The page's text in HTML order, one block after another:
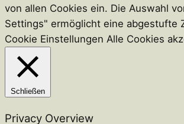
von allen Cookies ein. Die Auswahl
Settings" ermöglicht eine abgestufte
Cookie Einstellungen Alle Cookies
Schließen
Privacy Overview